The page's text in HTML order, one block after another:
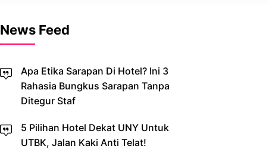
News Feed
Apa Etika Sarapan Di Hotel? Ini 3
Rahasia Bungkus Sarapan Tanpa
Ditegur Staf
5 Pilihan Hotel Dekat UNY Untuk
UTBK, Jalan Kaki Anti Telat!